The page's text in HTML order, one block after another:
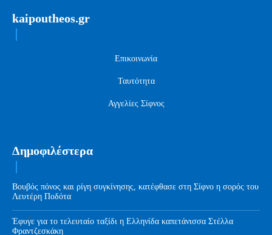
kaipoutheos.gr
Επικοινωνία
Ταυτότητα
Αγγελίες Σίφνος
Δημοφιλέστερα
Βουβός πόνος και ρίγη συγκίνησης, κατέφθασε στη Σίφνο η σορός του
Λευτέρη Ποδότα
Έφυγε για το τελευταίο ταξίδι η Ελληνίδα καπετάνισσα Στέλλα
Φραντζεσκάκη